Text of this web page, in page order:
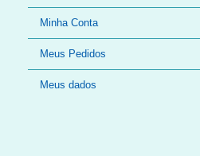
Minha Conta
Meus Pedidos
Meus dados